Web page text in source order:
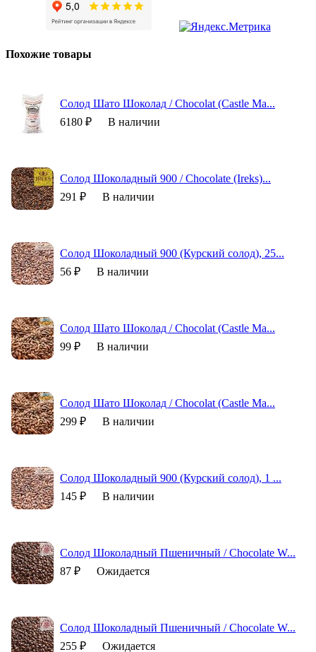
Похожие товары
Солод Шато Шоколад / Chocolat (Castle Ma...
6180 ₽
В наличии
Солод Шоколадный 900 / Chocolate (Ireks)...
291 ₽
В наличии
Солод Шоколадный 900 (Курский солод), 25...
56 ₽
В наличии
Солод Шато Шоколад / Chocolat (Castle Ma...
99 ₽
В наличии
Солод Шато Шоколад / Chocolat (Castle Ma...
299 ₽
В наличии
Солод Шоколадный 900 (Курский солод), 1 ...
145 ₽
В наличии
Солод Шоколадный Пшеничный / Chocolate W...
87 ₽
Ожидается
Солод Шоколадный Пшеничный / Chocolate W...
255 ₽
Ожидается